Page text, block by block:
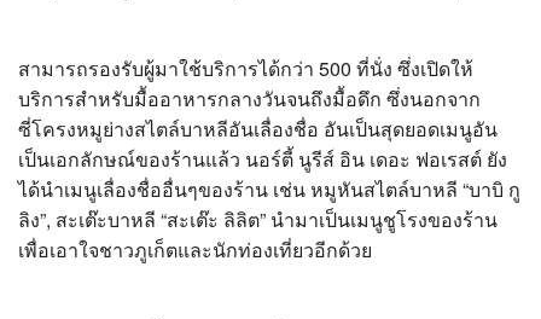
สามารถรองรับผู้มาใช้บริการได้กว่า 500 ที่นั่ง ซึ่งเปิดให้
บริการสำหรับมื้ออาหารกลางวันจนถึงมื้อดึก ซึ่งนอกจาก
ซี่โครงหมูย่างสไตล์บาหลีอันเลื่องชื่อ อันเป็นสุดยอดเมนูอัน
เป็นเอกลักษณ์ของร้านแล้ว นอร์ตี้ นูรีส์ อิน เดอะ ฟอเรสต์ ยัง
ได้นำเมนูเลื่องชื่ออื่นๆของร้าน เช่น หมูหันสไตล์บาหลี “บาบิ กู
ลิง”, สะเต๊ะบาหลี “สะเต๊ะ ลิลิต” นำมาเป็นเมนูชูโรงของร้าน
เพื่อเอาใจชาวภูเก็ตและนักท่องเที่ยวอีกด้วย